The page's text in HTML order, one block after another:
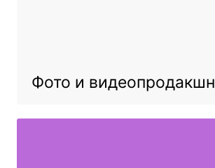
Фото и видеопродакшн